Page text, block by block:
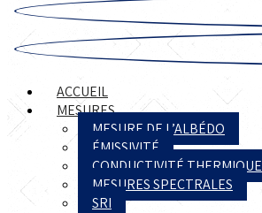
ACCUEIL
MESURES
MESURE DE L’ALBÉDO
ÉMISSIVITÉ
CONDUCTIVITÉ THERMIQUE
MESURES SPECTRALES
SRI